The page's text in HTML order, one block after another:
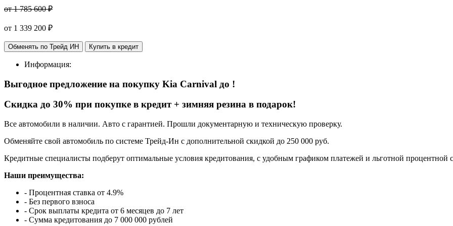
от 1 785 600 ₽
от 1 339 200 ₽
Обменять по Трейд ИН Купить в кредит
Информация:
Выгодное предложение на покупку Kia Carnival до !
Cкидка до 30% при покупке в кредит + зимняя резина в подарок!
Все автомобили в наличии. Авто с гарантией. Прошли документарную и техническую проверку.
Обменяйте свой автомобиль по системе Трейд-Ин с дополнительной скидкой до 250 000 руб.
Кредитные специалисты подберут оптимальные условия кредитования, с удобным графиком платежей и льготной процентной
Наши преимущества:
- Процентная ставка от 4.9%
- Без первого взноса
- Срок выплаты кредита от 6 месяцев до 7 лет
- Сумма кредитования до 7 000 000 рублей